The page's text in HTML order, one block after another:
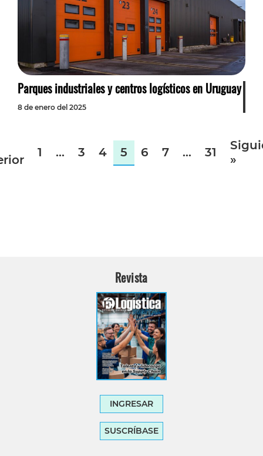
Parques industriales y centros logísticos en Uruguay
8 de enero del 2025
1 … 3 4 5 6 7 … 31
»
Revista
INGRESAR
SUSCRÍBASE